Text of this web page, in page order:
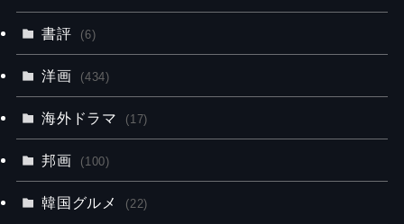
書評 (6)
洋画 (434)
海外ドラマ (17)
邦画 (100)
韓国グルメ (22)